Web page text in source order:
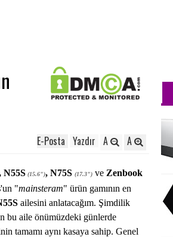
A
A
Yazdır
E-Posta
N55S (15.6"), N75S (17.3") ve Zenbook
'un "mainsteram" ürün gamının en
ailesini anlatacağım. Şimdilik
bu aile önümüzdeki günlerde
tamamı aynı kasaya sahip. Genel